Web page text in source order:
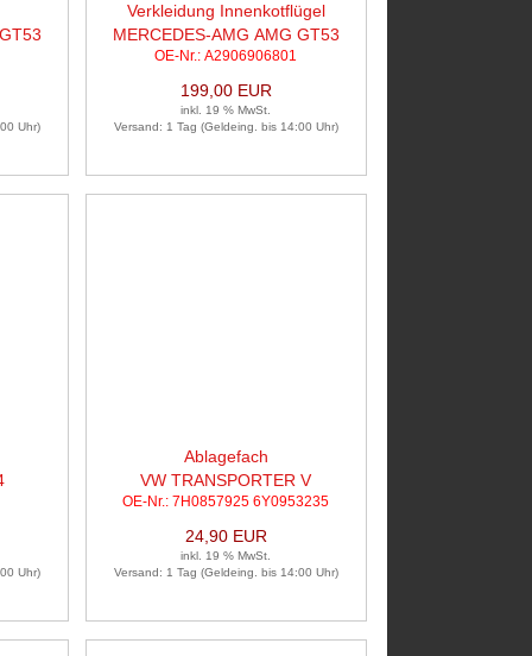
Uhr)
Verkleidung Innenkotflügel
MERCEDES-AMG AMG GT53
4MATIC
OE-Nr.: A2906906801
199,00 EUR
inkl. 19 % MwSt.
Versand: 1 Tag (Geldeing. bis 14:00 Uhr)
Uhr)
Ablagefach
VW TRANSPORTER V
PRITSCHE/FAHRGESTELL (7JD,
OE-Nr.: 7H0857925 6Y0953235
24,90 EUR
inkl. 19 % MwSt.
Versand: 1 Tag (Geldeing. bis 14:00 Uhr)